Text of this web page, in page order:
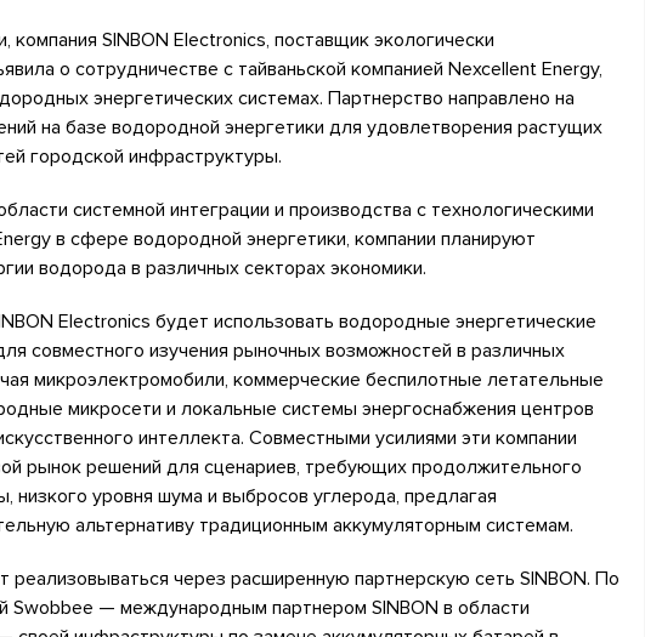
компания SINBON Electronics, поставщик экологически
о сотрудничестве с тайваньской компанией Nexcellent Energy,
энергетических системах. Партнерство направлено на
на базе водородной энергетики для удовлетворения растущих
городской инфраструктуры.
системной интеграции и производства с технологическими
в сфере водородной энергетики, компании планируют
водорода в различных секторах экономики.
Electronics будет использовать водородные энергетические
совместного изучения рыночных возможностей в различных
микроэлектромобили, коммерческие беспилотные летательные
микросети и локальные системы энергоснабжения центров
интеллекта. Совместными усилиями эти компании
рынок решений для сценариев, требующих продолжительного
низкого уровня шума и выбросов углерода, предлагая
альтернативу традиционным аккумуляторным системам.
реализовываться через расширенную партнерскую сеть SINBON. По
Swobbee — международным партнером SINBON в области